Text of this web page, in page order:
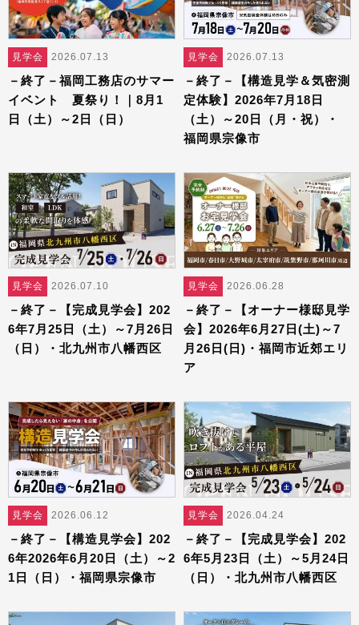
見学会 2026.07.13
－終了－福岡工務店のサマー
イベント 夏祭り！｜8月1
日（土）～2日（日）
見学会 2026.07.13
－終了－【構造見学＆気密測
定体験】2026年7月18日
（土）～20日（月・祝）・
福岡県宗像市
見学会 2026.07.10
－終了－【完成見学会】202
6年7月25日（土）～7月26日
（日）・北九州市八幡西区
見学会 2026.06.28
－終了－【オーナー様邸見学
会】2026年6月27日(土)～7
月26日(日)・福岡市近郊エリ
ア
見学会 2026.06.12
－終了－【構造見学会】202
6年2026年6月20日（土）～2
1日（日）・福岡県宗像市
見学会 2026.04.24
－終了－【完成見学会】202
6年5月23日（土）～5月24日
（日）・北九州市八幡西区